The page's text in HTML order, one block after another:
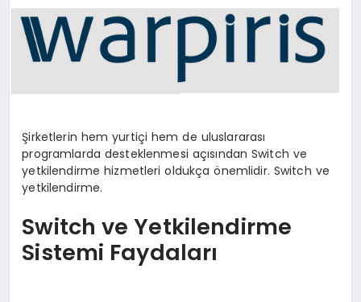
Şirketlerin hem yurtiçi hem de uluslararası
programlarda desteklenmesi açısından Switch ve
yetkilendirme hizmetleri oldukça önemlidir. Switch ve
yetkilendirme.
Switch ve Yetkilendirme
Sistemi Faydaları